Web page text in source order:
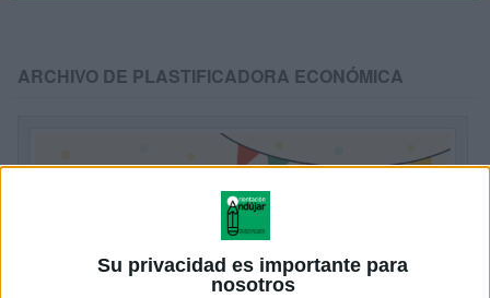
Su privacidad es importante para
nosotros
ARCHIVO DE PLASTIFICADORA ECONÓMICA